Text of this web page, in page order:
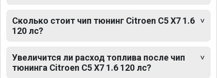
Сколько стоит чип тюнинг Citroen C5 X7 1.6
120 лс?
Увеличится ли расход топлива после чип
тюнинга Citroen C5 X7 1.6 120 лс?